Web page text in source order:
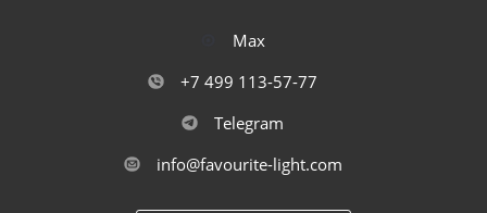
Max
+7 499 113-57-77
Telegram
info@favourite-light.com